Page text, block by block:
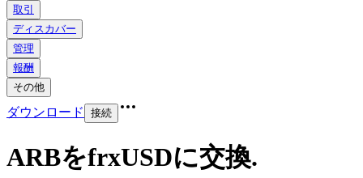
取引
ディスカバー
管理
報酬
その他
ダウンロード 接続
ARBをfrxUSDに交換.